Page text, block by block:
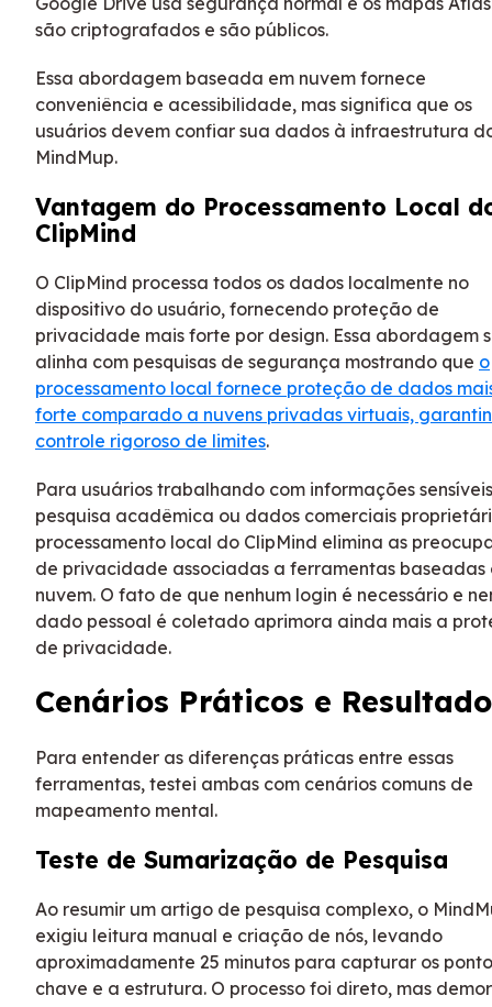
são criptografados e são públicos.
Essa abordagem baseada em nuvem fornece
conveniência e acessibilidade, mas significa que os
usuários devem confiar sua dados à infraestrutura
MindMup.
Vantagem do Processamento Local
ClipMind
O ClipMind processa todos os dados localmente no
dispositivo do usuário, fornecendo proteção de
privacidade mais forte por design. Essa abordagem
alinha com pesquisas de segurança mostrando que o
processamento local fornece proteção de dados
forte comparado a nuvens privadas virtuais,
controle rigoroso de limites.
Para usuários trabalhando com informações
pesquisa acadêmica ou dados comerciais
processamento local do ClipMind elimina as
de privacidade associadas a ferramentas baseadas
nuvem. O fato de que nenhum login é necessário e
dado pessoal é coletado aprimora ainda mais a
de privacidade.
Cenários Práticos e
Para entender as diferenças práticas entre essas
ferramentas, testei ambas com cenários comuns de
mapeamento mental.
Teste de Sumarização de Pesquisa
Ao resumir um artigo de pesquisa complexo, o
exigiu leitura manual e criação de nós, levando
aproximadamente 25 minutos para capturar os
chave e a estrutura. O processo foi direto, mas